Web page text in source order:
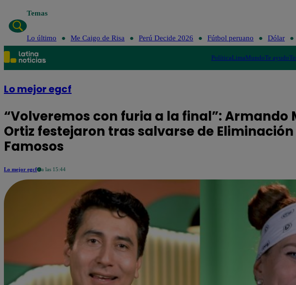
Temas
Lo último Me Caigo de Risa Perú Decide 2026 Fútbol peruano Dólar
PolíticaLimaMundoTe ayudo
Lo mejor egcf
“Volveremos con furia a la final”: Armando
Ortiz festejaron tras salvarse de Eliminación
Famosos
Lo mejor egcf a las 15:44